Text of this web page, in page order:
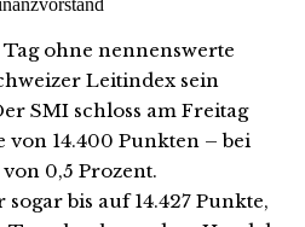
ohne nennenswerte
Leitindex sein
SMI schloss am Freitag
14.400 Punkten – bei
0,5 Prozent.
bis auf 14.427 Punkte,